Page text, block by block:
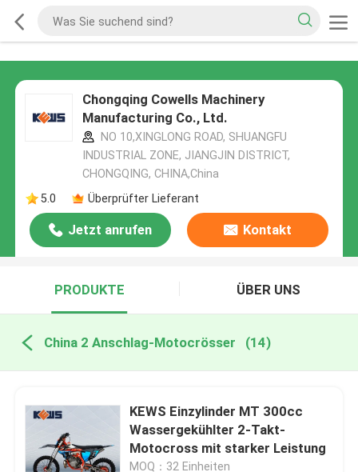
Chongqing Cowells Machinery
Manufacturing Co., Ltd.
NO 10,XINGLONG ROAD, SHUANGFU
INDUSTRIAL ZONE, JIANGJIN DISTRICT,
CHONGQING, CHINA,China
5.0
Überprüfter Lieferant
Jetzt anrufen Kontakt
PRODUKTE ÜBER UNS
China 2 Anschlag-Motocrösser (14)
KEWS Einzylinder MT 300cc
Wassergekühlter 2-Takt-
Motocross mit starker Leistung
MOQ：32 Einheiten